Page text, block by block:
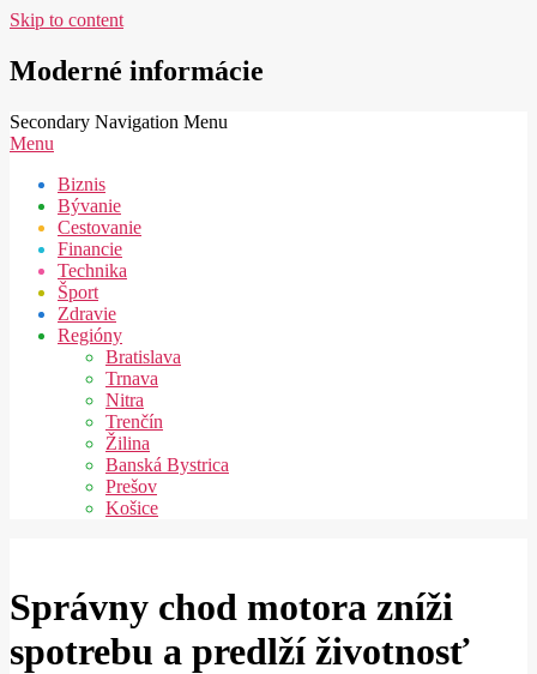
Skip to content
Moderné informácie
Secondary Navigation Menu
Menu
Biznis
Bývanie
Cestovanie
Financie
Technika
Šport
Zdravie
Regióny
Bratislava
Trnava
Nitra
Trenčín
Žilina
Banská Bystrica
Prešov
Košice
Správny chod motora zníži
spotrebu a predlží životnosť